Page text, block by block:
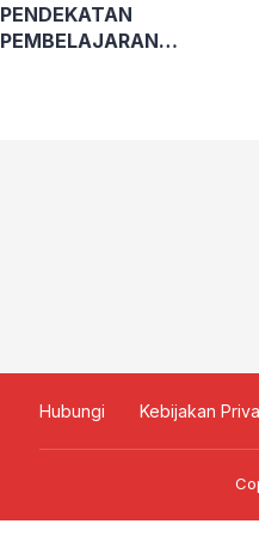
PENDEKATAN
PEMBELAJARAN
Hubungi Kebijakan